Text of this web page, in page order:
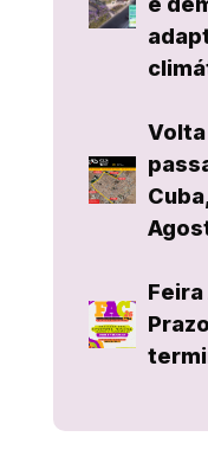
Feira